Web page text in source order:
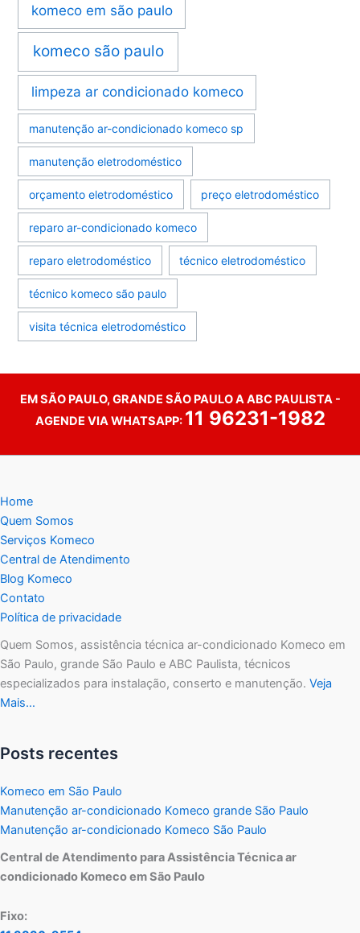
komeco em são paulo
komeco são paulo
limpeza ar condicionado komeco
manutenção ar-condicionado komeco sp
manutenção eletrodoméstico
orçamento eletrodoméstico preço eletrodoméstico
reparo ar-condicionado komeco
reparo eletrodoméstico técnico eletrodoméstico
técnico komeco são paulo
visita técnica eletrodoméstico
EM SÃO PAULO, GRANDE SÃO PAULO A ABC PAULISTA -
AGENDE VIA WHATSAPP: 11 96231-1982
Home
Quem Somos
Serviços Komeco
Central de Atendimento
Blog Komeco
Contato
Política de privacidade
Quem Somos, assistência técnica ar-condicionado Komeco em
São Paulo, grande São Paulo e ABC Paulista, técnicos
especializados para instalação, conserto e manutenção. Veja
Mais…
Posts recentes
Komeco em São Paulo
Manutenção ar-condicionado Komeco grande São Paulo
Manutenção ar-condicionado Komeco São Paulo
Central de Atendimento para Assistência Técnica ar
condicionado Komeco em São Paulo
Fixo: